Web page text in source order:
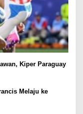
Kiper Paraguay
Melaju ke